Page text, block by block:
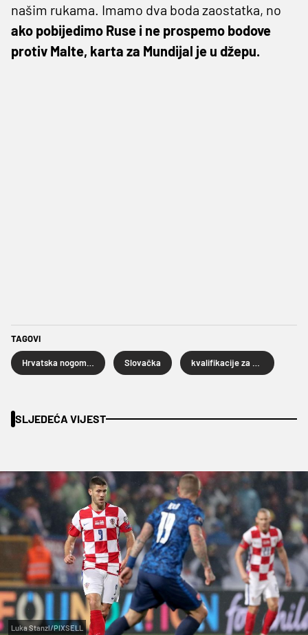
našim rukama. Imamo dva boda zaostatka, no
ako pobijedimo Ruse i ne prospemo bodove
protiv Malte, karta za Mundijal je u džepu.
TAGOVI
Slovačka
SLJEDEĆA VIJEST
Luka Stanzl/PIXSELL